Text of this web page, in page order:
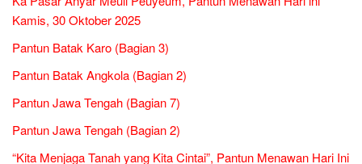
Kamis, 30 Oktober 2025
Pantun Batak Karo (Bagian 3)
Pantun Batak Angkola (Bagian 2)
Pantun Jawa Tengah (Bagian 7)
Pantun Jawa Tengah (Bagian 2)
“Kita Menjaga Tanah yang Kita Cintai”, Pantun Menawan Hari Ini